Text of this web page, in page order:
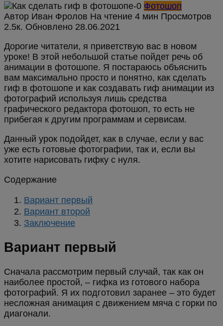
Фотошоп
Автор Иван Фролов На чтение 4 мин Просмотров
2.5к. Обновлено
Дорогие читатели, я приветствую вас в новом
уроке! В этой небольшой статье пойдет речь об
анимации в фотошопе. Я постараюсь объяснить
вам максимально просто и понятно, как сделать
гиф в фотошопе и как создавать гиф анимации из
фотографий используя лишь средства
графического редактора фотошоп, то есть не
прибегая к другим программам и сервисам.
Данный урок подойдет, как в случае, если у вас
уже есть готовые фотографии, так и, если вы
хотите нарисовать гифку с нуля.
Содержание
Вариант первый
Вариант второй
Заключение
Вариант первый
Сначала рассмотрим первый случай, так как он
наиболее простой, – гифка из готового набора
фотографий. Я их подготовил заранее – это будет
несложная анимация с движением мяча с горки по
диагонали.